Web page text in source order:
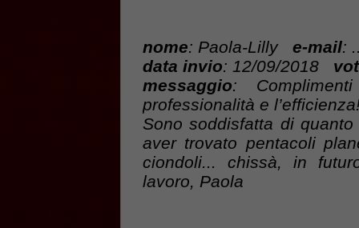
nome: Paola-Lilly e-mail:
data invio: 12/09/2018
messaggio:
professionalità e
Sono soddisfatta di
aver trovato pentacoli
ciondoli... chissà, in
lavoro, Paola